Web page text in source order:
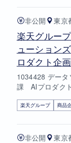
非公開 東京
楽天グルー
ューション
ロダクト企
1034428 デー
課 AIプロダク
楽天グループ 商品
非公開 東京